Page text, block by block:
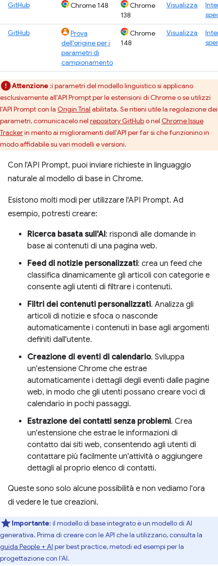
GitHub Chrome 148
Chrome
138
Visualizza
GitHub
Prova
dell'origine per i
parametri di
campionamento
Chrome
148
Visualizza
Attenzione :i parametri del modello linguistico si applicano
esclusivamente all'API Prompt per le estensioni di Chrome o se utilizzi
l'API Prompt con la Origin Trial abilitata. Se ritieni utile la regolazione dei
parametri, comunicacelo nel repository GitHubo nel Chrome Issue
Trackerin merito ai miglioramenti dell'API per far sì che funzionino in
modo affidabile su vari modelli e versioni.
Con l'API Prompt, puoi inviare richieste in linguaggio
naturale al modello di base in Chrome.
Esistono molti modi per utilizzare l'API Prompt. Ad
esempio, potresti creare:
Ricerca basata sull'AI: rispondi alle domande in
base ai contenuti di una pagina web.
Feed di notizie personalizzati: crea un feed che
classifica dinamicamente gli articoli con categorie e
consente agli utenti di filtrare i contenuti.
Filtri dei contenuti personalizzati. Analizza gli
articoli di notizie e sfoca o nasconde
automaticamente i contenuti in base agli argomenti
definiti dall'utente.
Creazione di eventi di calendario. Sviluppa
un'estensione Chrome che estrae
automaticamente i dettagli degli eventi dalle pagine
web, in modo che gli utenti possano creare voci di
calendario in pochi passaggi.
Estrazione dei contatti senza problemi. Crea
un'estensione che estrae le informazioni di
contatto dai siti web, consentendo agli utenti di
contattare più facilmente un'attività o aggiungere
dettagli al proprio elenco di contatti.
Queste sono solo alcune possibilità e non vediamo l'ora
di vedere le tue creazioni.
Importante: il modello di base integrato è un modello di AI
generativa. Prima di creare con le API che la utilizzano, consulta la
guida People + AI per best practice, metodi ed esempi per la
progettazione con l'AI.